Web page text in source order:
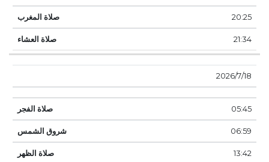
20:25
21:34
18‏‏/7‏‏/2026
05:45
06:59
13:42